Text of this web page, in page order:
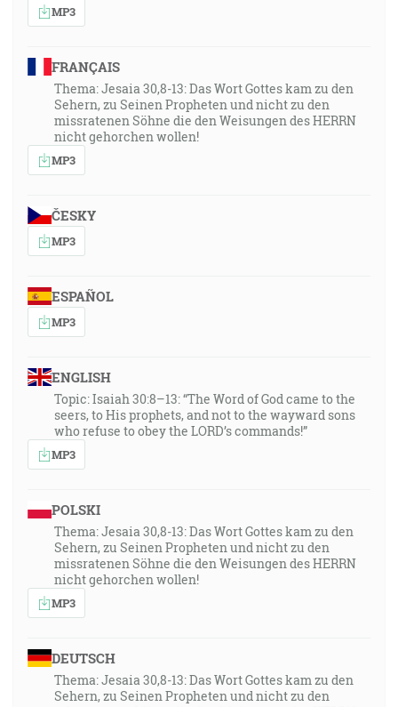
MP3
FRANÇAIS
Thema: Jesaia 30,8-13: Das Wort Gottes kam zu den
Sehern, zu Seinen Propheten und nicht zu den
missratenen Söhne die den Weisungen des HERRN
nicht gehorchen wollen!
MP3
ČESKY
MP3
ESPAÑOL
MP3
ENGLISH
Topic: Isaiah 30:8–13: “The Word of God came to the
seers, to His prophets, and not to the wayward sons
who refuse to obey the LORD’s commands!”
MP3
POLSKI
Thema: Jesaia 30,8-13: Das Wort Gottes kam zu den
Sehern, zu Seinen Propheten und nicht zu den
missratenen Söhne die den Weisungen des HERRN
nicht gehorchen wollen!
MP3
DEUTSCH
Thema: Jesaia 30,8-13: Das Wort Gottes kam zu den
Sehern, zu Seinen Propheten und nicht zu den